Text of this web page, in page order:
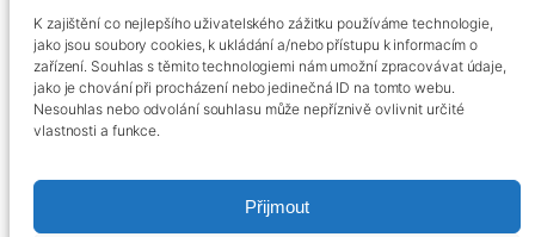
K zajištění co nejlepšího uživatelského zážitku používáme technologie,
jako jsou soubory cookies, k ukládání a/nebo přístupu k informacím o
zařízení. Souhlas s těmito technologiemi nám umožní zpracovávat údaje,
jako je chování při procházení nebo jedinečná ID na tomto webu.
Nesouhlas nebo odvolání souhlasu může nepříznivě ovlivnit určité
vlastnosti a funkce.
Přijmout
+420606334248, info@agrobox.cz
Obchodní podmínky